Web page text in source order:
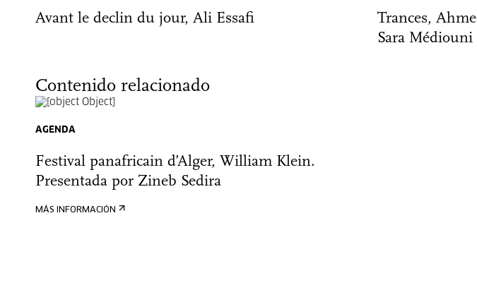
Avant le declin du jour, Ali Essafi
Trances,
Sara Médiouni
Contenido relacionado
AGENDA
Festival panafricain d’Alger, William Klein.
Presentada por Zineb Sedira
MÁS INFORMACIÓN